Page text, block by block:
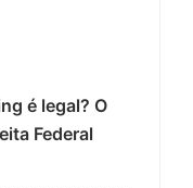
é legal? O
Federal